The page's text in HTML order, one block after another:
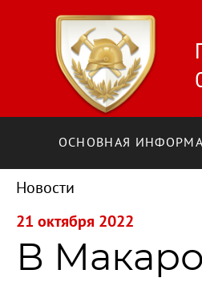
ОСНОВНАЯ
Новости
В
21 октября 2022